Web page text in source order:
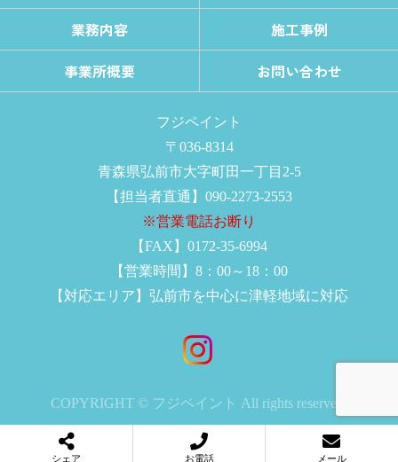
業務内容
施工事例
事業所概要
お問い合わせ
フジペイント
〒036-8314
青森県弘前市大字町田一丁目2-5
【担当者直通】090-2273-2553
※営業電話お断り
【FAX】0172-35-6994
【営業時間】8：00～18：00
【対応エリア】弘前市を中心に津軽地域に対応
COPYRIGHT © フジペイント All rights reserved.
シェア お電話 メール